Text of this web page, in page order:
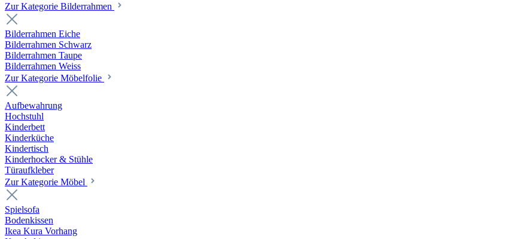
Zur Kategorie Bilderrahmen
Bilderrahmen Eiche
Bilderrahmen Schwarz
Bilderrahmen Taupe
Bilderrahmen Weiss
Zur Kategorie Möbelfolie
Aufbewahrung
Hochstuhl
Kinderbett
Kinderküche
Kindertisch
Kinderhocker & Stühle
Türaufkleber
Zur Kategorie Möbel
Spielsofa
Bodenkissen
Ikea Kura Vorhang